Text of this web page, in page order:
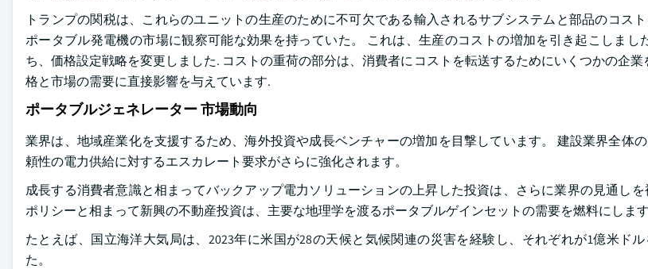
トランプの関税は、これらのユニットの生産のために不可欠である輸入されるサブシステムと部品のコスト
ポータブル発電機の市場に観察可能な効果を持っていた。 これは、生産のコストの増加を引き起こしまし
ち、価格設定戦略を変更しました. コストの重荷の部分は、消費者にコストを転送するためにいくつかの企業
格と市場の需要に直接影響を与えています.
ポータブルジェネレーター 市場動向
業界は、地域産業化を支援するため、海外投資や成長ベンチャーの増加を目撃しています。 建設業界全体
頼性の電力供給に対するエスカレート要求がさらに強化されます。
成長する消費者意識と相まってバックアップ電力ソリューションの上昇した投資は、さらに業界の見通し
ポリシーと相まって新興の不動産投資は、主要な地理学を渡るポータブルゲインセットの需要を燃料にします
たとえば、国立海洋大気局は、2023年に米国が28の天候と気候関連の災害を経験し、それぞれが1億米ド
た。